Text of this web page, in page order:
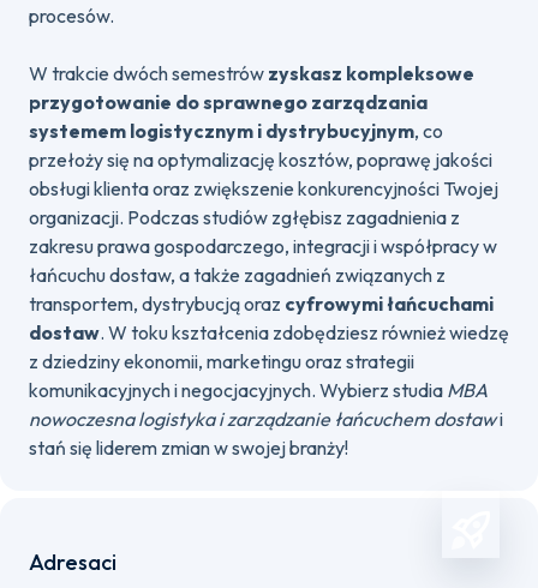
procesów.
W trakcie dwóch semestrów zyskasz kompleksowe
przygotowanie do sprawnego zarządzania
systemem logistycznym i dystrybucyjnym, co
przełoży się na optymalizację kosztów, poprawę jakości
obsługi klienta oraz zwiększenie konkurencyjności Twojej
organizacji. Podczas studiów zgłębisz zagadnienia z
zakresu prawa gospodarczego, integracji i współpracy w
łańcuchu dostaw, a także zagadnień związanych z
transportem, dystrybucją oraz cyfrowymi łańcuchami
dostaw. W toku kształcenia zdobędziesz również wiedzę
z dziedziny ekonomii, marketingu oraz strategii
komunikacyjnych i negocjacyjnych. Wybierz studia MBA
nowoczesna logistyka i zarządzanie łańcuchem dostawi
stań się liderem zmian w swojej branży!
Adresaci